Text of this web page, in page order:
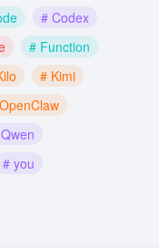
# Codex
# Function
# Kimi
# you